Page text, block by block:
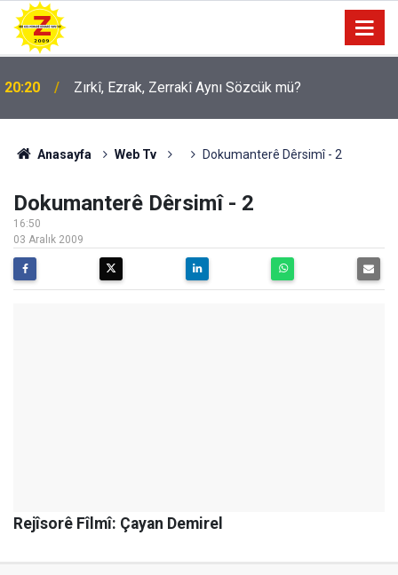
20:20
09:56 Ji Zilma Partîzanan Nimûneyeka Piçûk
Anasayfa Web Tv Dokumanterê Dêrsimî - 2
Dokumanterê Dêrsimî - 2
16:50
03 Aralık 2009
Rejîsorê Fîlmî: Çayan Demirel